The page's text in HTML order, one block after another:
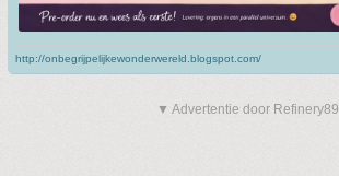
http://onbegrijpelijkewonderwereld.blogspot.com/
▼ Advertentie door Refinery89